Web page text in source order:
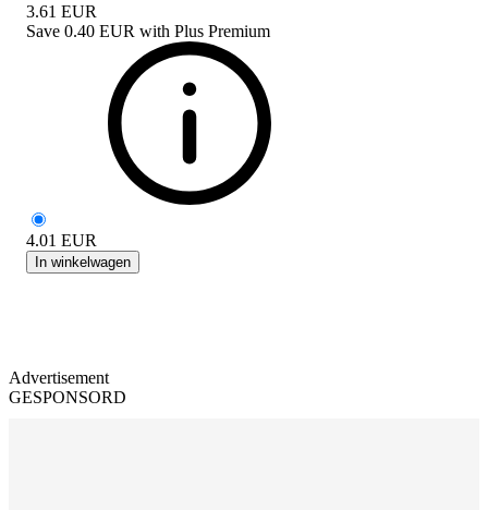
3.61 EUR
Save 0.40 EUR with Plus Premium
4.01 EUR
In winkelwagen
Advertisement
GESPONSORD